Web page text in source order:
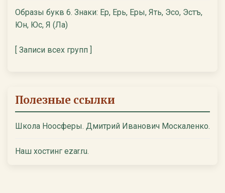
Образы букв 6. Знаки: Ер, Ерь, Еры, Ять, Эсо, Эстъ,
Юн, Юс, Я (Ла)
[ Записи всех групп ]
Полезные ссылки
Школа Ноосферы. Дмитрий Иванович Москаленко.
Наш хостинг ezar.ru.